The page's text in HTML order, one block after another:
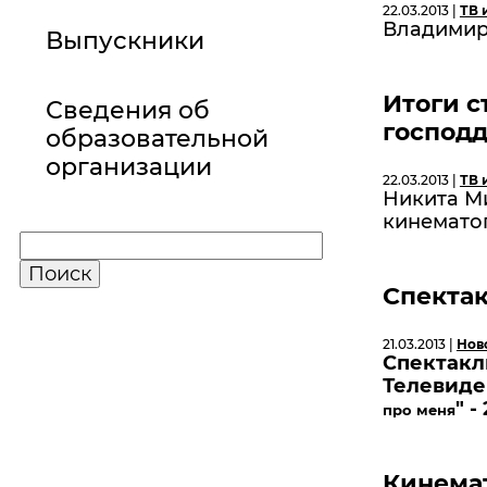
Выпускники
Сведения об
образовательной
организации
22.03.2013 | ТВ
Итоги
22.03.2013 | ТВ
Никита
21.03.2013 |
про меня" -